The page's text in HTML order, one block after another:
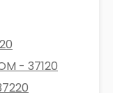
- 37120